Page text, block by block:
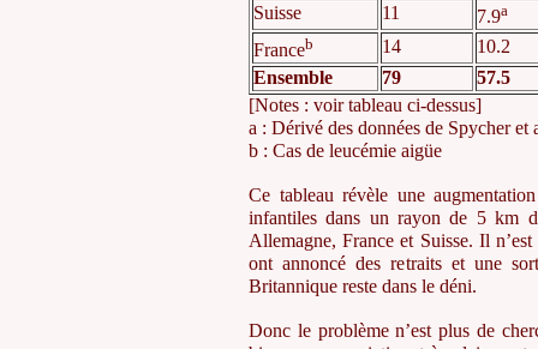
Suisse 11 7.9a
Franceb 14
10.2
Ensemble
79
57.5
[Notes : voir tableau ci-dessus]
a : Dérivé des données de Spycher et
b : Cas de leucémie aigüe
Ce tableau révèle une
infantiles dans un rayon de 5 km
Allemagne, France et Suisse. Il
ont annoncé des retraits et une
Britannique reste dans le déni.
Donc le problème n’est plus de